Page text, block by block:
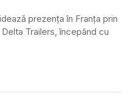
prezența în Franța prin
Trailers, începând cu